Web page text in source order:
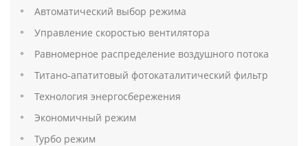
Автоматический выбор режима
Управление скоростью вентилятора
Равномерное распределение воздушного потока
Титано-апатитовый фотокаталитический фильтр
Технология энергосбережения
Экономичный режим
Турбо режим